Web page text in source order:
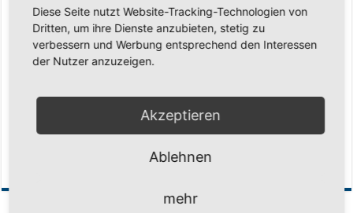
Saison 2026/2027 Trainingszeiten Jugend 15. Mai 2026
Regionalliga-Meister SV Haspe 70 12. Mai 2026
Historischer Triumph in Langen: Ü45 krönt sich zum fünften Mal in Folge
Zum Heimabschluss ein Ausrufezeichen
6. Mai 2026
Diese Seite nutzt Website-Tracking-Technologien von
Dritten, um ihre Dienste anzubieten, stetig zu
verbessern und Werbung entsprechend den Interessen
der Nutzer anzuzeigen.
Akzeptieren
Ablehnen
mehr